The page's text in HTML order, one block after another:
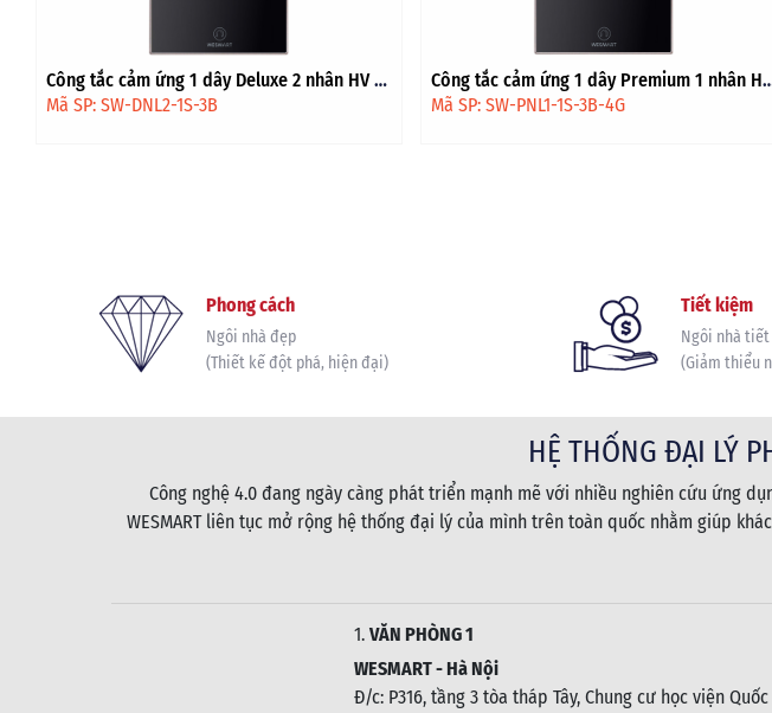
Công tắc cảm ứng 1 dây Premium 1 nhân HV
- Đen viền vàng
Mã SP: SW-PNL1-1S-3B-4G
Công tắc cảm ứng 1 dây Deluxe 1 nhân HV -
Đen
Mã SP: SW-DNL1-1S-3B
Phong cách
Ngôi nhà đẹp
(Thiết kế đột phá, hiện đại)
Tiết kiệm
Ngôi nhà
(Giảm thiểu
HỆ THỐNG ĐẠI LÝ
Công nghệ 4.0 đang ngày càng phát triển mạnh mẽ với nhiều nghiên cứu ứng
WESMART liên tục mở rộng hệ thống đại lý của mình trên toàn quốc nhằm giúp
1. VĂN PHÒNG 1
WESMART - Hà Nội
Đ/c: P316, tầng 3 tòa tháp Tây, Chung cư học viện Quốc